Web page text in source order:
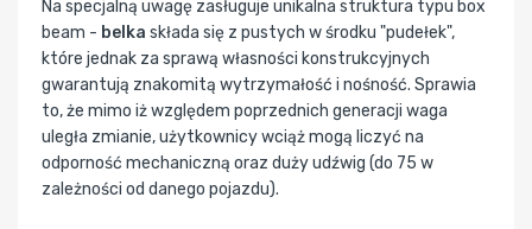
Na specjalną uwagę zasługuje unikalna struktura typu box
beam - belka składa się z pustych w środku "pudełek",
które jednak za sprawą własności konstrukcyjnych
gwarantują znakomitą wytrzymałość i nośność. Sprawia
to, że mimo iż względem poprzednich generacji waga
uległa zmianie, użytkownicy wciąż mogą liczyć na
odporność mechaniczną oraz duży udźwig (do 75 w
zależności od danego pojazdu).